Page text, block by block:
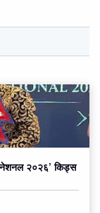
२०२६’ किड्स